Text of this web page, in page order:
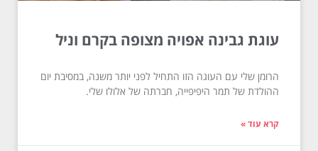
עוגת גבינה אפויה מצופה בקרם וניל
הרומן שלי עם העוגה הזו התחיל לפני יותר משנה, במסיבת יום
ההולדת של תמר היפיפייה, חברתה של אלולו שלי.
קרא עוד »